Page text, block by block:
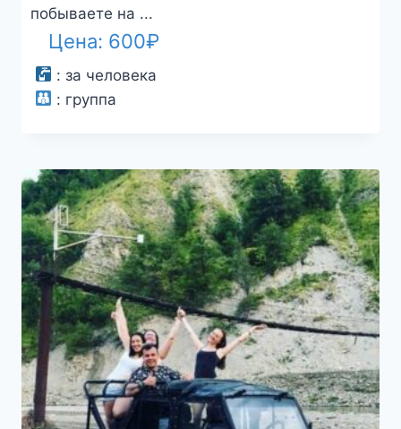
побываете на ...
Цена: 600₽
: за человека
: группа